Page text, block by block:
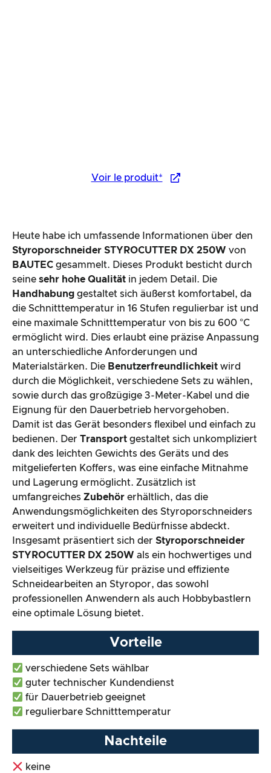
Voir le produit*
Heute habe ich umfassende Informationen über den
Styroporschneider STYROCUTTER DX 250W von
BAUTEC gesammelt. Dieses Produkt besticht durch
seine sehr hohe Qualität in jedem Detail. Die
Handhabung gestaltet sich äußerst komfortabel, da
die Schnitttemperatur in 16 Stufen regulierbar ist und
eine maximale Schnitttemperatur von bis zu 600 °C
ermöglicht wird. Dies erlaubt eine präzise Anpassung
an unterschiedliche Anforderungen und
Materialstärken. Die Benutzerfreundlichkeit wird
durch die Möglichkeit, verschiedene Sets zu wählen,
sowie durch das großzügige 3-Meter-Kabel und die
Eignung für den Dauerbetrieb hervorgehoben.
Damit ist das Gerät besonders flexibel und einfach zu
bedienen. Der Transport gestaltet sich unkompliziert
dank des leichten Gewichts des Geräts und des
mitgelieferten Koffers, was eine einfache Mitnahme
und Lagerung ermöglicht. Zusätzlich ist
umfangreiches Zubehör erhältlich, das die
Anwendungsmöglichkeiten des Styroporschneiders
erweitert und individuelle Bedürfnisse abdeckt.
Insgesamt präsentiert sich der Styroporschneider
STYROCUTTER DX 250W als ein hochwertiges und
vielseitiges Werkzeug für präzise und effiziente
Schneidearbeiten an Styropor, das sowohl
professionellen Anwendern als auch Hobbybastlern
eine optimale Lösung bietet.
Vorteile
verschiedene Sets wählbar
guter technischer Kundendienst
für Dauerbetrieb geeignet
regulierbare Schnitttemperatur
Nachteile
keine